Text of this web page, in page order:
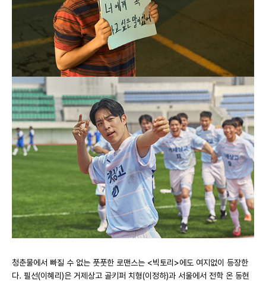
청춘물에서 빠질 수 없는 풋풋한 로맨스는 <빅토리>에도 여지없이 등장한
다. 필선(이혜리)은 거제상고 골키퍼 치형(이정하)과 서울에서 전학 온 동현